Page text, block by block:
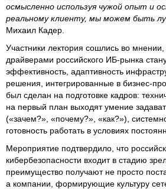
осмысленно используя чужой опыт и
реальному клиенту, мы можем быть
Михаил Кадер.
Участники лектория сошлись во
драйверами российского ИБ‑рынка
эффективность, адаптивность
решения, интегрированные в бизнес-
был сделан на подготовке кадров:
на первый план выходят умение
(«зачем?», «почему?», «как?»),
готовность работать в условиях
Мероприятие подтвердило, что
кибербезопасности входит в стадию
преимущество получают не просто
а компании, формирующие культуру